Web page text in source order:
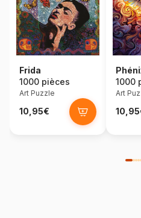
Frida
1000 pièces
Art Puzzle
10,95€
1000
Art